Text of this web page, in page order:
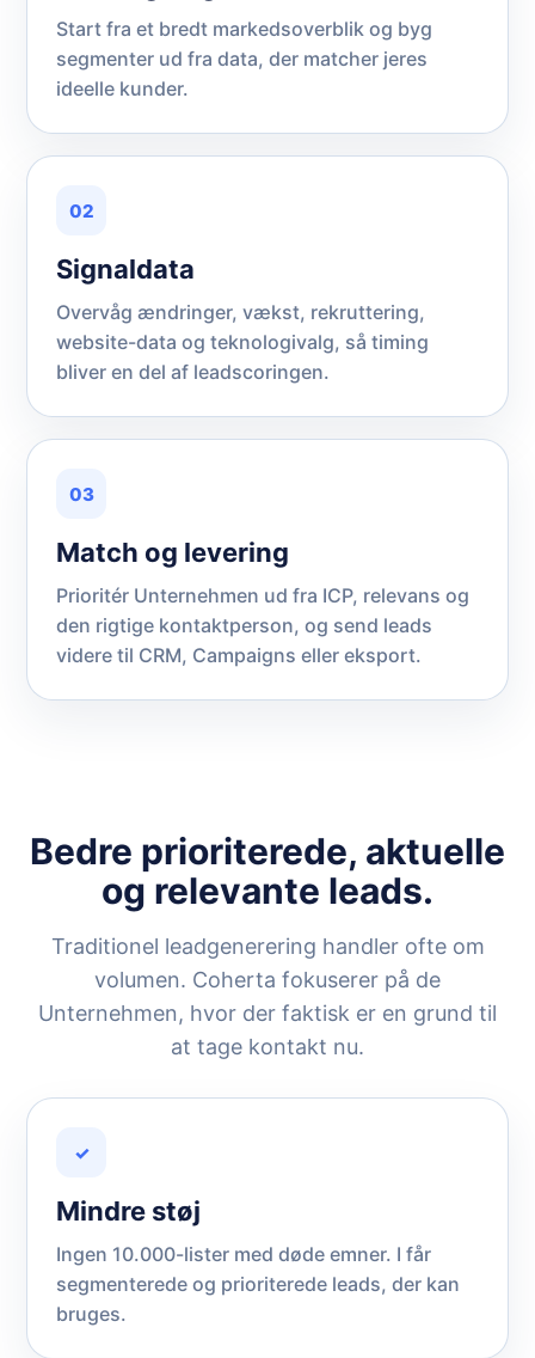
Start fra et bredt markedsoverblik og byg
segmenter ud fra data, der matcher jeres
ideelle kunder.
02
Signaldata
Overvåg ændringer, vækst, rekruttering,
website-data og teknologivalg, så timing
bliver en del af leadscoringen.
03
Match og levering
Prioritér Unternehmen ud fra ICP, relevans og
den rigtige kontaktperson, og send leads
videre til CRM, Campaigns eller eksport.
Bedre prioriterede, aktuelle
og relevante leads.
Traditionel leadgenerering handler ofte om
volumen. Coherta fokuserer på de
Unternehmen, hvor der faktisk er en grund til
at tage kontakt nu.
✓
Mindre støj
Ingen 10.000-lister med døde emner. I får
segmenterede og prioriterede leads, der kan
bruges.